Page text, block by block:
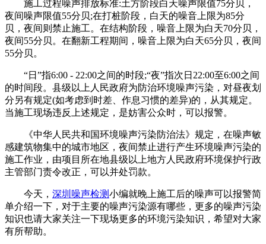
施工过程噪声排放标准:土方阶段白天噪声限值75分贝，
夜间噪声限值55分贝;在打桩阶段，白天的噪音上限为85分
贝，夜间则禁止施工。在结构阶段，噪音上限为白天70分贝，
夜间55分贝。在翻新工程期间，噪音上限为白天65分贝，夜间
55分贝。
“日”指6:00 - 22:00之间的时段;“夜”指次日22:00至6:00之间
的时间段。县级以上人民政府为防治环境噪声污染，对昼夜划
分另有规定(如考虑到时差、作息习惯的差异)的，从其规定。
当施工现场违反上述规定，是妨害公众时，可以报警。
《中华人民共和国环境噪声污染防治法》规定，在噪声敏
感建筑物集中的城市地区，夜间禁止进行产生环境噪声污染的
施工作业，由项目所在地县级以上地方人民政府环境保护行政
主管部门责令改正，可以并处罚款。
今天， 深圳噪声检测小编就晚上施工后的噪声可以报警简
单介绍一下，对于主要的噪声污染源有哪些，更多的噪声污染
知识也请大家关注一下现场更多的环境污染知识，希望对大家
有所帮助。